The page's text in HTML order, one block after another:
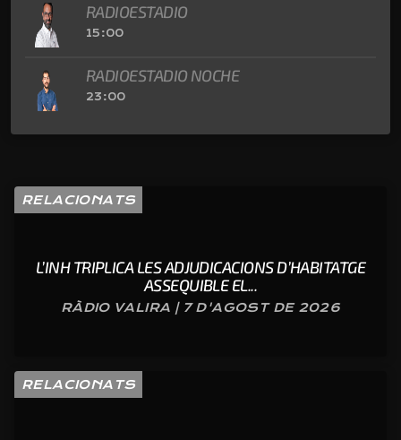
RADIOESTADIO
15:00
RADIOESTADIO NOCHE
23:00
RELACIONATS
L’INH TRIPLICA LES ADJUDICACIONS D’HABITATGE
ASSEQUIBLE EL...
RÀDIO VALIRA | 7 D'AGOST DE 2026
RELACIONATS